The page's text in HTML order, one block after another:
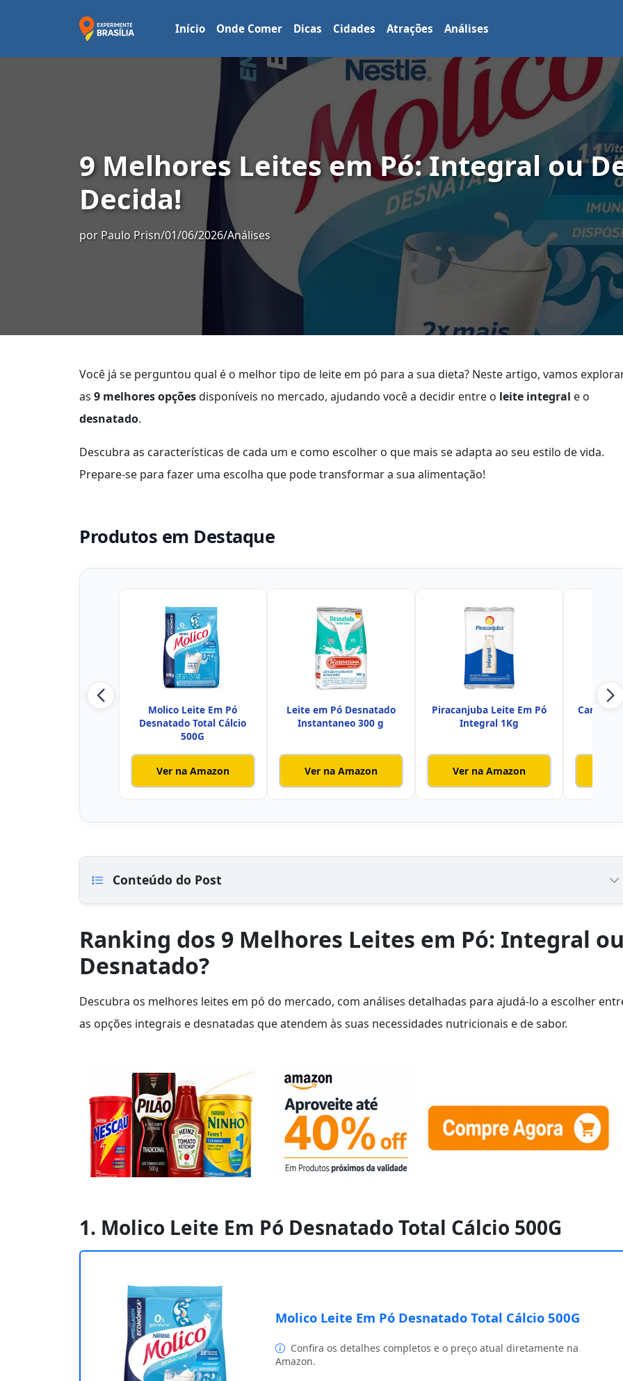
Início Onde Comer Dicas Cidades Atrações Análises
9 Melhores Leites em Pó: Integral ou
Decida!
por Paulo Prisn/01/06/2026/Análises
Você já se perguntou qual é o melhor tipo de leite em pó para a sua dieta? Neste artigo, vamos
as 9 melhores opçõesdisponíveis no mercado, ajudando você a decidir entre o leite integral e o
desnatado.
Descubra as características de cada um e como escolher o que mais se adapta ao seu estilo de vida.
Prepare-se para fazer uma escolha que pode transformar a sua alimentação!
Produtos em Destaque
Molico Leite Em Pó
Desnatado Total Cálcio
500G
Ver na Amazon
Leite em Pó Desnatado
Instantaneo 300 g
Ver na Amazon
Piracanjuba Leite Em Pó
Integral 1Kg
Ver na Amazon
Conteúdo do Post
Ranking dos 9 Melhores Leites em Pó: Integral
Desnatado?
Descubra os melhores leites em pó do mercado, com análises detalhadas para ajudá-lo a escolher
as opções integrais e desnatadas que atendem às suas necessidades nutricionais e de sabor.
1. Molico Leite Em Pó Desnatado Total Cálcio 500G
Molico Leite Em Pó Desnatado Total Cálcio 500G
Confira os detalhes completos e o preço atual diretamente na
Amazon.